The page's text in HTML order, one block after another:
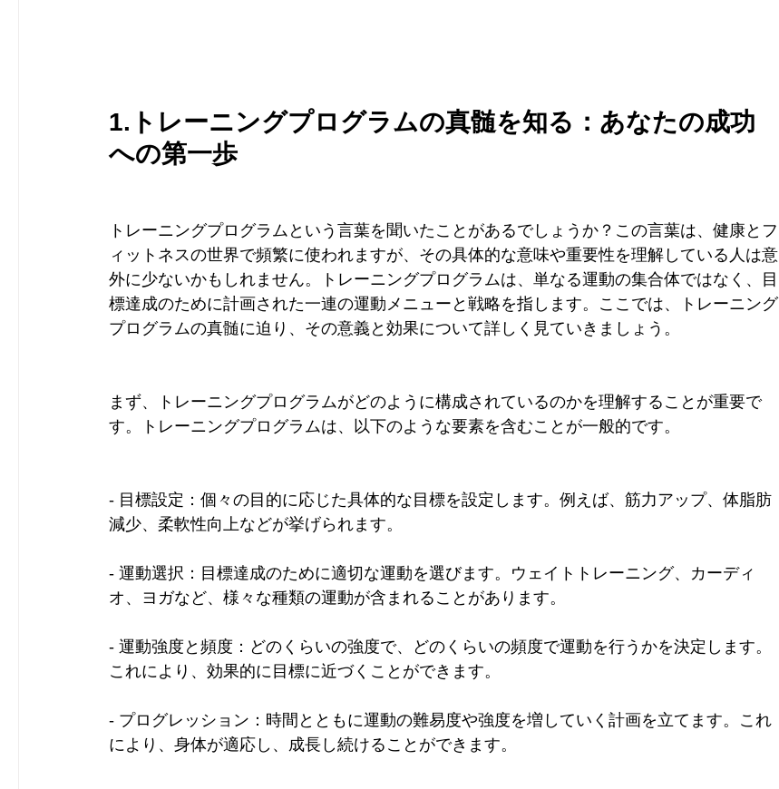
1.トレーニングプログラムの真髄を知る：あなたの成功
への第一歩
トレーニングプログラムという言葉を聞いたことがあるでしょうか？この言葉は、健康とフ
ィットネスの世界で頻繁に使われますが、その具体的な意味や重要性を理解している人は意
外に少ないかもしれません。トレーニングプログラムは、単なる運動の集合体ではなく、目
標達成のために計画された一連の運動メニューと戦略を指します。ここでは、トレーニング
プログラムの真髄に迫り、その意義と効果について詳しく見ていきましょう。
まず、トレーニングプログラムがどのように構成されているのかを理解することが重要で
す。トレーニングプログラムは、以下のような要素を含むことが一般的です。
- 目標設定：個々の目的に応じた具体的な目標を設定します。例えば、筋力アップ、体脂肪
減少、柔軟性向上などが挙げられます。
- 運動選択：目標達成のために適切な運動を選びます。ウェイトトレーニング、カーディ
オ、ヨガなど、様々な種類の運動が含まれることがあります。
- 運動強度と頻度：どのくらいの強度で、どのくらいの頻度で運動を行うかを決定します。
これにより、効果的に目標に近づくことができます。
- プログレッション：時間とともに運動の難易度や強度を増していく計画を立てます。これ
により、身体が適応し、成長し続けることができます。